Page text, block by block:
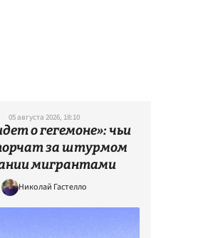
05 августа 2026, 18:10
о гегемоне»: чьи
за штурмом
мигрантами
Николай Гастелло